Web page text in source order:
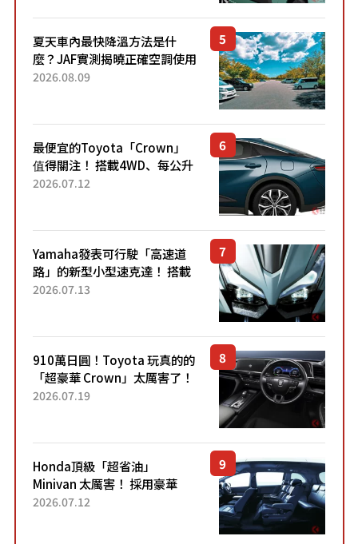
夏天車內最快降溫方法是什
麼？JAF實測揭曉正確空調使用
方式
2026.08.09
最便宜的Toyota「Crown」
值得關注！ 搭載4WD、每公升
22.4公里低油耗表現超亮眼！
2026.07.12
Yamaha發表可行駛「高速道
路」的新型小型速克達！ 搭載
能享受超強勁「渦輪感」的動
2026.07.13
910萬日圓！Toyota 玩真的的
「超豪華 Crown」太厲害了！
採用由「匠人技藝」打造的
2026.07.19
Honda頂級「超省油」
Minivan 太厲害！ 採用豪華
「真皮座椅」與專屬「黑色內
2026.07.12